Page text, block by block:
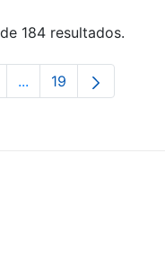
184 resultados.
Use pestaña para
...Páxinas intermedias
Páxina
19